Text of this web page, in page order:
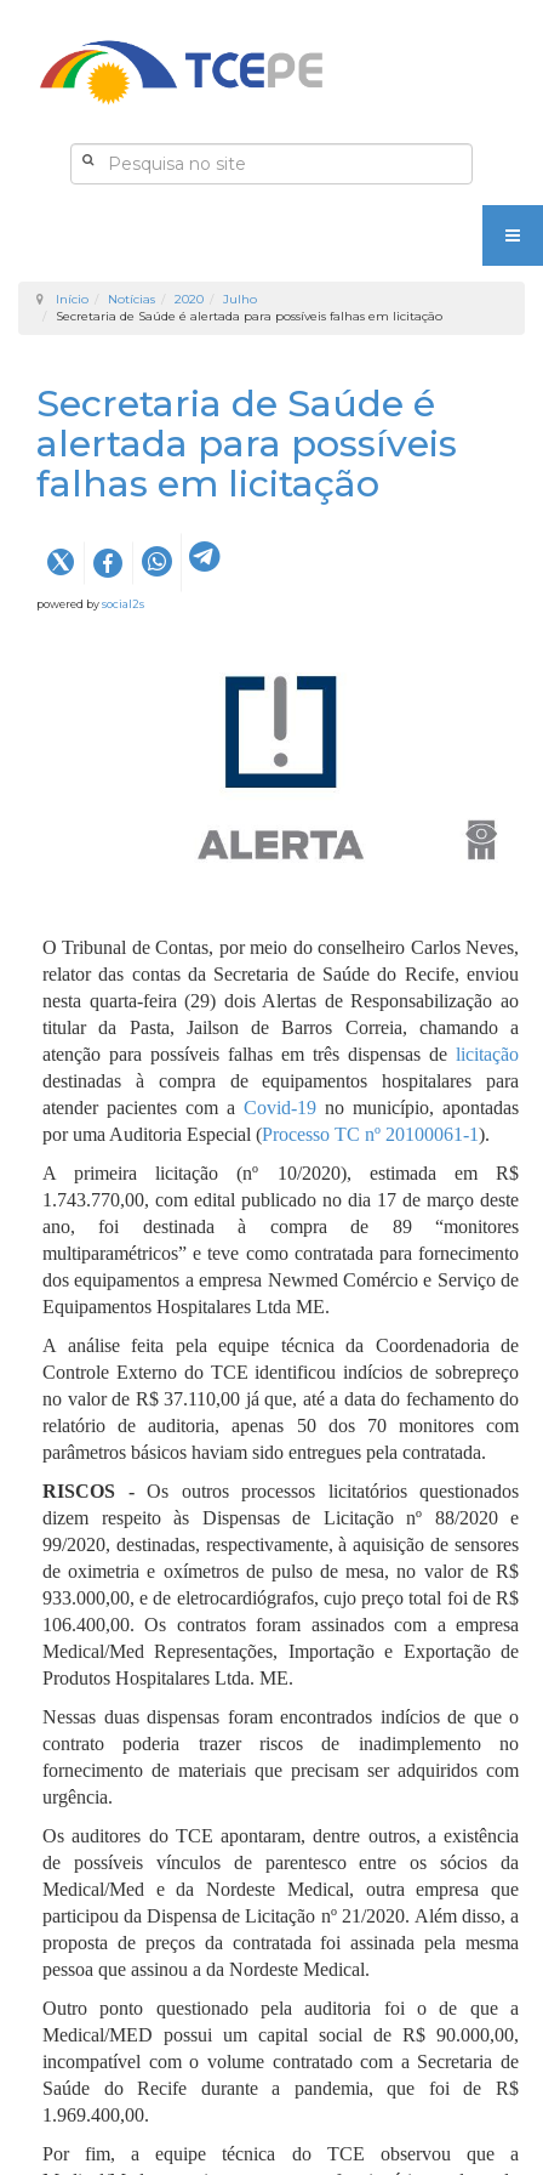
Início Notícias 2020
Julho
Secretaria de Saúde é alertada para possíveis falhas em licitação
Secretaria de Saúde é
alertada para possíveis
falhas em licitação
powered bysocial2s
O Tribunal de Contas, por meio do conselheiro Carlos Neves,
relator das contas da Secretaria de Saúde do Recife, enviou
nesta quarta-feira (29) dois Alertas de Responsabilização ao
titular da Pasta, Jailson de Barros Correia, chamando a
atenção para possíveis falhas em três dispensas de licitação
destinadas à compra de equipamentos hospitalares para
atender pacientes com a Covid-19 no município, apontadas
por uma Auditoria Especial (Processo TC nº 20100061-1).
A primeira licitação (nº 10/2020), estimada em R$
1.743.770,00, com edital publicado no dia 17 de março deste
ano, foi destinada à compra de 89 “monitores
multiparamétricos” e teve como contratada para fornecimento
dos equipamentos a empresa Newmed Comércio e Serviço de
Equipamentos Hospitalares Ltda ME.
A análise feita pela equipe técnica da Coordenadoria de
Controle Externo do TCE identificou indícios de sobrepreço
no valor de R$ 37.110,00 já que, até a data do fechamento do
relatório de auditoria, apenas 50 dos 70 monitores com
parâmetros básicos haviam sido entregues pela contratada.
RISCOS -Os outros processos licitatórios questionados
dizem respeito às Dispensas de Licitação nº 88/2020 e
99/2020, destinadas, respectivamente, à aquisição de sensores
de oximetria e oxímetros de pulso de mesa, no valor de R$
933.000,00, e de eletrocardiógrafos, cujo preço total foi de R$
106.400,00. Os contratos foram assinados com a empresa
Medical/Med Representações, Importação e Exportação de
Produtos Hospitalares Ltda. ME.
Nessas duas dispensas foram encontrados indícios de que o
contrato poderia trazer riscos de inadimplemento no
fornecimento de materiais que precisam ser adquiridos com
urgência.
Os auditores do TCE apontaram, dentre outros, a existência
de possíveis vínculos de parentesco entre os sócios da
Medical/Med e da Nordeste Medical, outra empresa que
participou da Dispensa de Licitação nº 21/2020. Além disso, a
proposta de preços da contratada foi assinada pela mesma
pessoa que assinou a da Nordeste Medical.
Outro ponto questionado pela auditoria foi o de que a
Medical/MED possui um capital social de R$ 90.000,00,
incompatível com o volume contratado com a Secretaria de
Saúde do Recife durante a pandemia, que foi de R$
1.969.400,00.
Por fim, a equipe técnica do TCE observou que a